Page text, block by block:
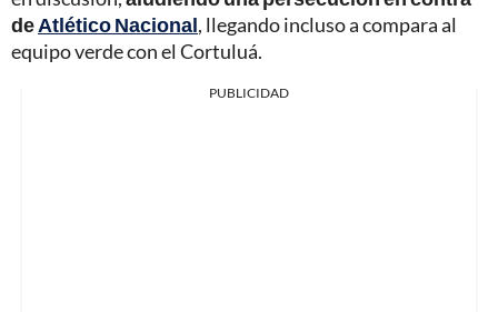
deAtlético Nacional, llegando incluso a compara al
equipo verde con el Cortuluá.
PUBLICIDAD